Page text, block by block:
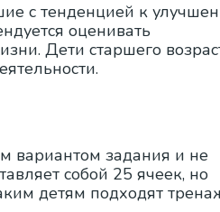
с тенденцией к
оценивать
Дети старшего
вариантом задания и не
собой 25 ячеек, но
детям подходят